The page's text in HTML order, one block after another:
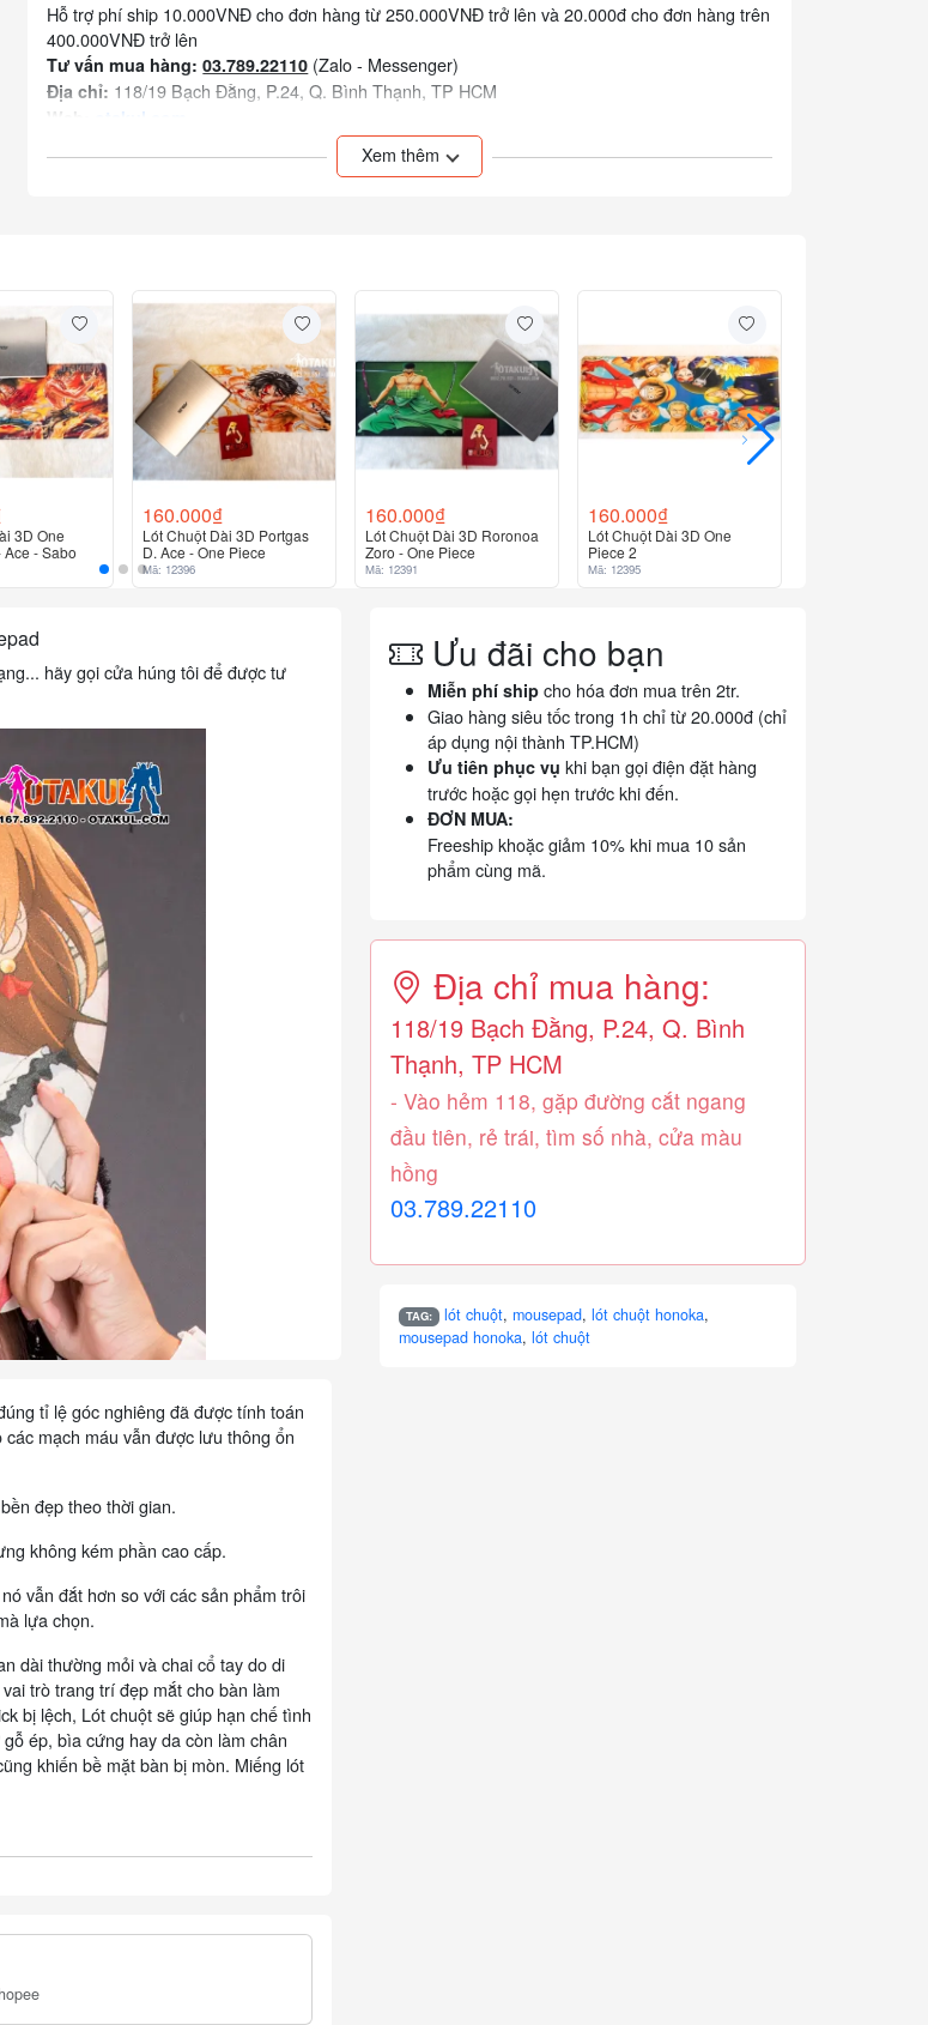
Hỗ trợ phí ship 10.000VNĐ cho đơn hàng từ 250.000VNĐ trở lên và 20.000đ cho đơn hàng trên
400.000VNĐ trở lên
Tư vấn mua hàng:03.789.22110 (Zalo - Messenger)
Địa chỉ: 118/19 Bạch Đằng, P.24, Q. Bình Thạnh, TP HCM
Web:
otakul.com
Xem thêm các sản phẩm khác của shop: bấm vào đây!
Xem thêm
3D One
Ace - Sabo
160.000₫
Lót Chuột Dài 3D Portgas
D. Ace - One Piece
Mã: 12396
160.000₫
Lót Chuột Dài 3D Roronoa
Zoro - One Piece
Mã: 12391
160.000₫
Lót Chuột Dài 3D One
Piece 2
Mã: 12395
hãy gọi cửa húng tôi để được tư
tỉ lệ góc nghiêng đã được tính toán
mạch máu vẫn được lưu thông ổn
đẹp theo thời gian.
không kém phần cao cấp.
vẫn đắt hơn so với các sản phẩm trôi
lựa chọn.
dài thường mỏi và chai cổ tay do di
trò trang trí đẹp mắt cho bàn làm
bị lệch, Lót chuột sẽ giúp hạn chế tình
ép, bìa cứng hay da còn làm chân
khiến bề mặt bàn bị mòn. Miếng lót
hơn việc bán hàng.
do quá trình vận chuyển.
Ưu đãi cho bạn
Miễn phí ship cho hóa đơn mua trên 2tr.
Giao hàng siêu tốc trong 1h chỉ từ 20.000đ (chỉ
áp dụng nội thành TP.HCM)
Ưu tiên phục vụ khi bạn gọi điện đặt hàng
trước hoặc gọi hẹn trước khi đến.
ĐƠN MUA:
Freeship khoặc giảm 10% khi mua 10 sản
phẩm cùng mã.
Địa chỉ mua hàng:
118/19 Bạch Đằng, P.24, Q. Bình
Thạnh, TP HCM
- Vào hẻm 118, gặp đường cắt ngang
đầu tiên, rẻ trái, tìm số nhà, cửa màu
hồng
03.789.22110
TAG: lót chuột,mousepad,lót chuột honoka,
mousepad honoka, lót chuột